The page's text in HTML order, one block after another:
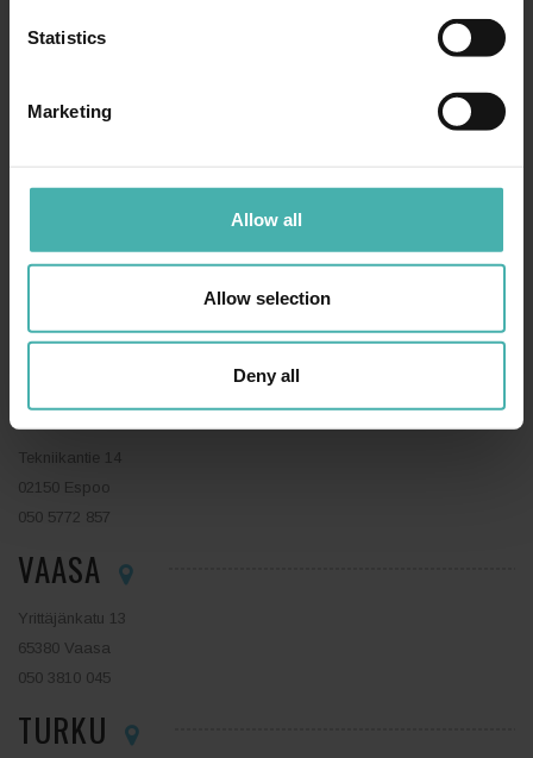
Statistics
Marketing
Allow all
Allow selection
Deny all
LAHTI
15140 Lahti
ESPOO
Tekniikantie 14
02150 Espoo
050 5772 857
VAASA
Yrittäjänkatu 13
65380 Vaasa
050 3810 045
TURKU